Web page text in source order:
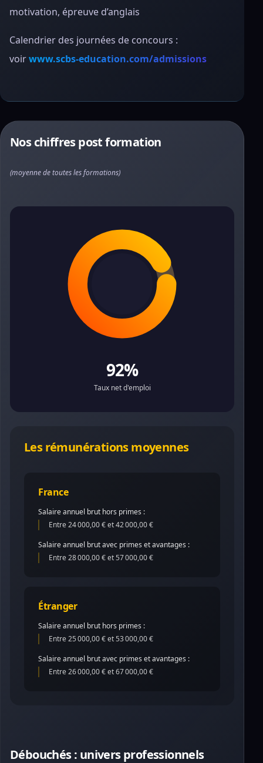
motivation, épreuve d’anglais
Calendrier des journées de concours :
voirwww.scbs-education.com/admissions
Nos chiffres post formation
(moyenne de toutes les formations)
92%
Taux net d'emploi
Les rémunérations moyennes
France
Salaire annuel brut hors primes :
Entre 24 000,00 € et 42 000,00 €
Salaire annuel brut avec primes et avantages :
Entre 28 000,00 € et 57 000,00 €
Étranger
Salaire annuel brut hors primes :
Entre 25 000,00 € et 53 000,00 €
Salaire annuel brut avec primes et avantages :
Entre 26 000,00 € et 67 000,00 €
Débouchés : univers professionnels